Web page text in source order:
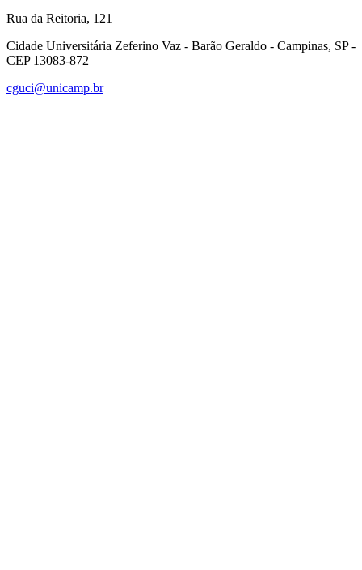
Rua da Reitoria, 121
Cidade Universitária Zeferino Vaz - Barão Geraldo - Campinas, SP -
CEP 13083-872
cguci@unicamp.br